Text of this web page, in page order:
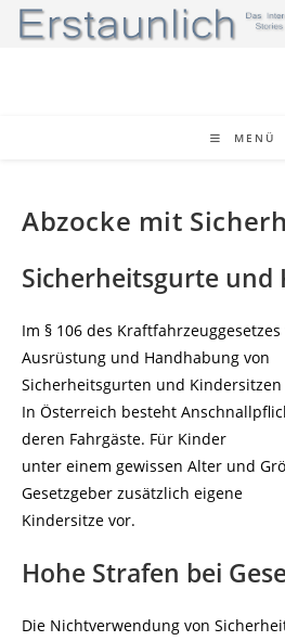
Zum
Inhalt
MENÜ
Abzocke mit
Sicherheitsgurte
Im § 106 des
Ausrüstung und Handhabung von
Sicherheitsgurten und Kindersitzen
In Österreich besteht
deren Fahrgäste. Für Kinder
unter einem gewissen Alter und
Gesetzgeber zusätzlich eigene
Kindersitze vor.
Hohe Strafen bei
Die Nichtverwendung von